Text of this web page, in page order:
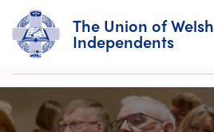
The Union of Welsh
Independents